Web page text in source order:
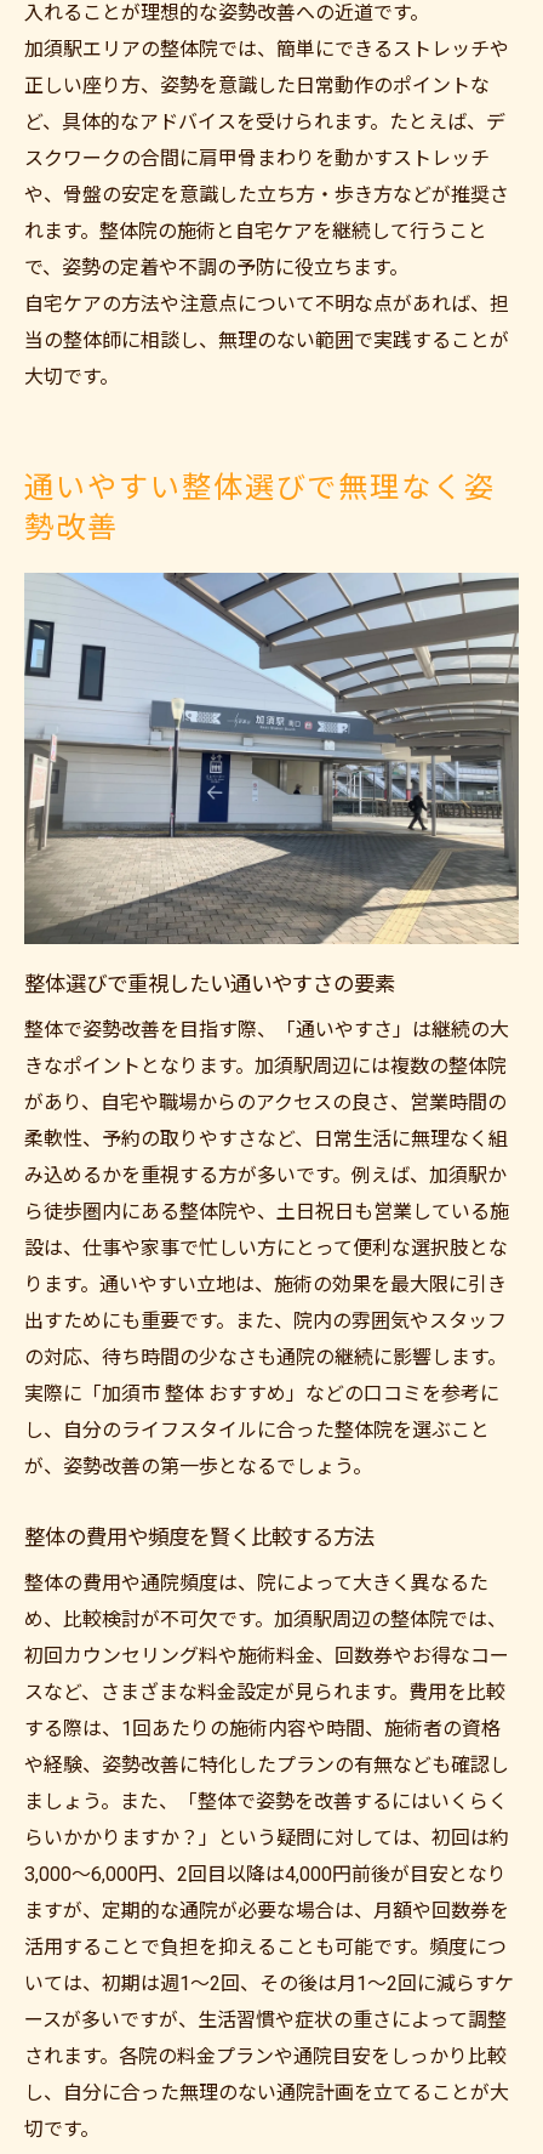
入れることが理想的な姿勢改善への近道です。
加須駅エリアの整体院では、簡単にできるストレッチや
正しい座り方、姿勢を意識した日常動作のポイントな
ど、具体的なアドバイスを受けられます。たとえば、デ
スクワークの合間に肩甲骨まわりを動かすストレッチ
や、骨盤の安定を意識した立ち方・歩き方などが推奨さ
れます。整体院の施術と自宅ケアを継続して行うこと
で、姿勢の定着や不調の予防に役立ちます。
自宅ケアの方法や注意点について不明な点があれば、担
当の整体師に相談し、無理のない範囲で実践することが
大切です。
通いやすい整体選びで無理なく姿
勢改善
整体選びで重視したい通いやすさの要素
整体で姿勢改善を目指す際、「通いやすさ」は継続の大
きなポイントとなります。加須駅周辺には複数の整体院
があり、自宅や職場からのアクセスの良さ、営業時間の
柔軟性、予約の取りやすさなど、日常生活に無理なく組
み込めるかを重視する方が多いです。例えば、加須駅か
ら徒歩圏内にある整体院や、土日祝日も営業している施
設は、仕事や家事で忙しい方にとって便利な選択肢とな
ります。通いやすい立地は、施術の効果を最大限に引き
出すためにも重要です。また、院内の雰囲気やスタッフ
の対応、待ち時間の少なさも通院の継続に影響します。
実際に「加須市 整体 おすすめ」などの口コミを参考に
し、自分のライフスタイルに合った整体院を選ぶこと
が、姿勢改善の第一歩となるでしょう。
整体の費用や頻度を賢く比較する方法
整体の費用や通院頻度は、院によって大きく異なるた
め、比較検討が不可欠です。加須駅周辺の整体院では、
初回カウンセリング料や施術料金、回数券やお得なコー
スなど、さまざまな料金設定が見られます。費用を比較
する際は、1回あたりの施術内容や時間、施術者の資格
や経験、姿勢改善に特化したプランの有無なども確認し
ましょう。また、「整体で姿勢を改善するにはいくらく
らいかかりますか？」という疑問に対しては、初回は約
3,000〜6,000円、2回目以降は4,000円前後が目安となり
ますが、定期的な通院が必要な場合は、月額や回数券を
活用することで負担を抑えることも可能です。頻度につ
いては、初期は週1〜2回、その後は月1〜2回に減らすケ
ースが多いですが、生活習慣や症状の重さによって調整
されます。各院の料金プランや通院目安をしっかり比較
し、自分に合った無理のない通院計画を立てることが大
切です。